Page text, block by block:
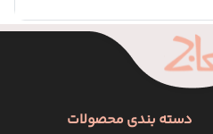
دسته بندی محصولات